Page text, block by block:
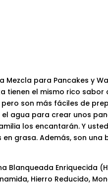
Mezcla para Pancakes y
tienen el mismo rico sabor
son más fáciles de
agua para crear unos
los encantarán. Y
en grasa. Además, son una
Blanqueada Enriquecida
Hierro Reducido,